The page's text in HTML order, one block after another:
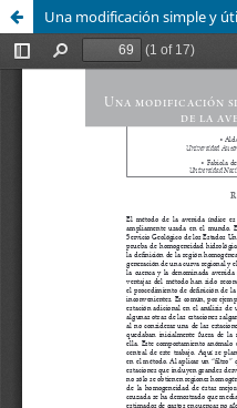
Una modificación simple y